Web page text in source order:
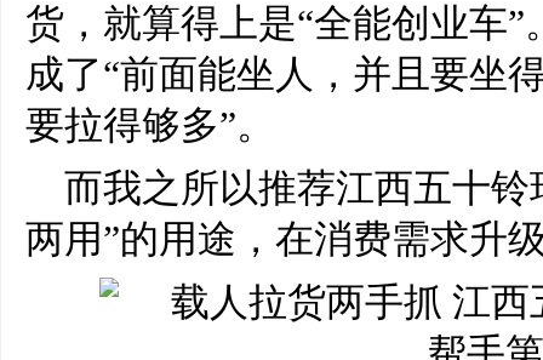
货，就算得上是“全能创业车
成了“前面能坐人，并且要坐
要拉得够多”。
而我之所以推荐江西五十
两用”的用途，在消费需求升